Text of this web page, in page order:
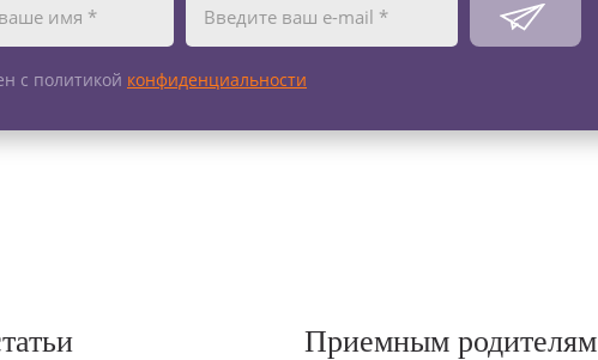
с политикой конфиденциальности
Приемным родителям